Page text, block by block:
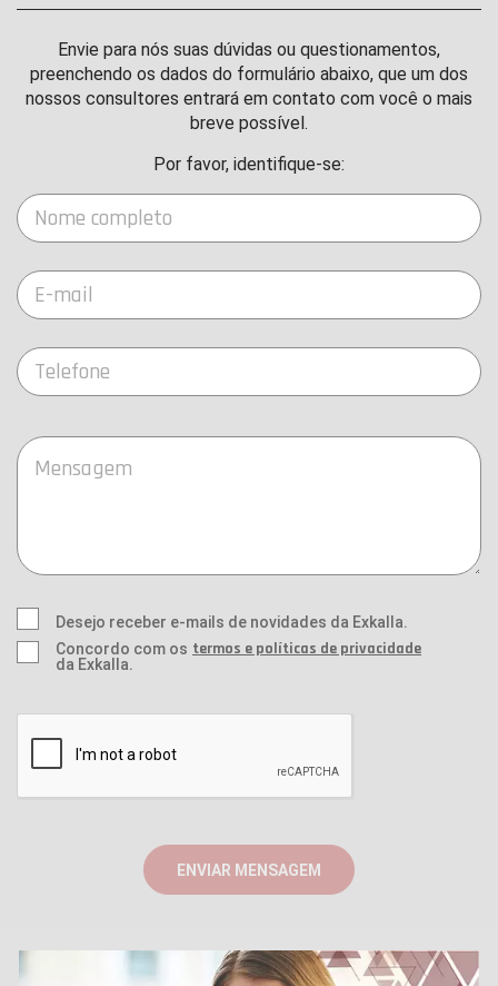
Envie para nós suas dúvidas ou questionamentos,
preenchendo os dados do formulário abaixo, que um dos
nossos consultores entrará em contato com você o mais
breve possível.
Por favor, identifique-se:
Desejo receber e-mails de novidades da Exkalla.
Concordo com os termos e políticas de privacidade
da Exkalla.